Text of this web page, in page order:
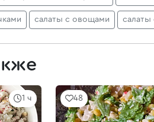
салаты с овощами салаты
1 ч 48